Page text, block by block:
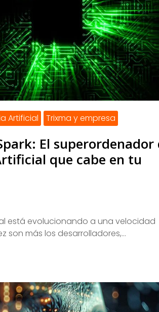
Artificial Trixma y empresa
El superordenador
que cabe en tu
está evolucionando a una velocidad
son más los desarrolladores,...